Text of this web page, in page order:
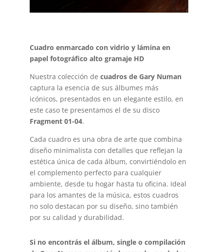
Cuadro enmarcado con vidrio y lámina en
papel fotográfico alto gramaje HD
Nuestra colección de cuadros de Gary Numan
captura la esencia de sus álbumes más
icónicos, presentados en un elegante estilo, en
este caso te presentamos el de su disco
Fragment 01-04.
Cada cuadro es una obra de arte que combina
diseño minimalista con detalles que reflejan la
estética única de cada álbum, convirtiéndolo en
el complemento perfecto para cualquier
ambiente, desde tu hogar hasta tu oficina. Ideal
para los amantes de la música, estos cuadros
no solo destacan por su diseño, sino también
por su calidad y durabilidad.
Si no encontrás el álbum, single o compilación